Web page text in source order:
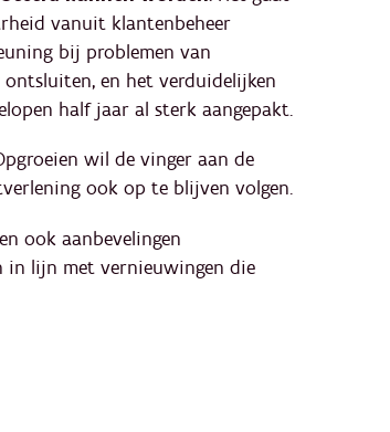
vanuit klantenbeheer
bij problemen van
en het verduidelijken
half jaar al sterk aangepakt.
wil de vinger aan de
ook op te blijven volgen.
ook aanbevelingen
in lijn met vernieuwingen die